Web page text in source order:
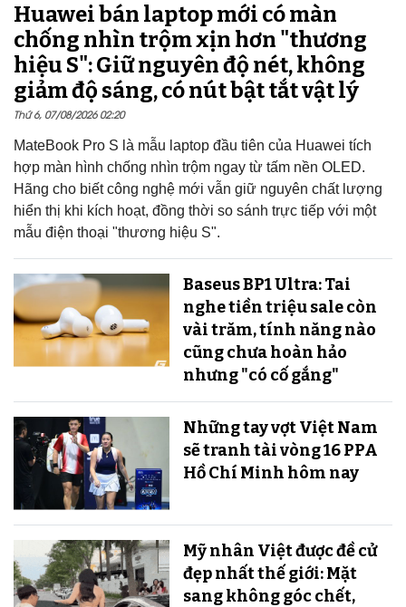
Huawei bán laptop mới có màn
chống nhìn trộm xịn hơn "thương
hiệu S": Giữ nguyên độ nét, không
giảm độ sáng, có nút bật tắt vật lý
Thứ 6, 07/08/2026 02:20
MateBook Pro S là mẫu laptop đầu tiên của Huawei tích
hợp màn hình chống nhìn trộm ngay từ tấm nền OLED.
Hãng cho biết công nghệ mới vẫn giữ nguyên chất lượng
hiển thị khi kích hoạt, đồng thời so sánh trực tiếp với một
mẫu điện thoại "thương hiệu S".
Baseus BP1 Ultra: Tai
nghe tiền triệu sale còn
vài trăm, tính năng nào
cũng chưa hoàn hảo
nhưng "có cố gắng"
Những tay vợt Việt Nam
sẽ tranh tài vòng 16 PPA
Hồ Chí Minh hôm nay
Mỹ nhân Việt được đề cử
đẹp nhất thế giới: Mặt
sang không góc chết,